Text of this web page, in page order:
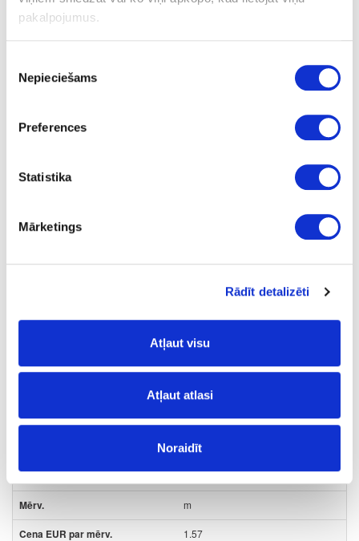
pakalpojumus.
izvēle
Nepieciešams
Preferences
Statistika
Mārketings
Rādīt detalizēti
Atļaut visu
Atļaut atlasi
Noraidīt
Līme:
Light Concrete
nav
43
0.8
m
1.57